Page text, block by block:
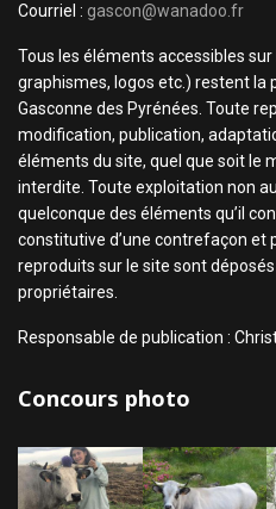
Courriel : gascon@wanadoo.fr
Tous les éléments accessibles
graphismes, logos etc.) restent la
Gasconne des Pyrénées. Toute
modification, publication,
éléments du site, quel que soit le
interdite. Toute exploitation non
quelconque des éléments qu’il
constitutive d’une contrefaçon et
reproduits sur le site sont
propriétaires.
Responsable de publication :
Concours photo